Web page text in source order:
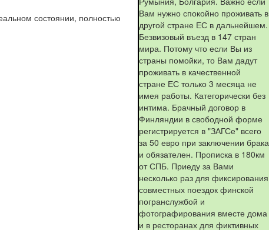
состоянии, полностью
Вам нужно спокойно проживать в
другой стране ЕС в дальнейшем.
Безвизовый въезд в 147 стран
мира. Потому что если Вы из
страны помойки, то Вам дадут
проживать в качественной
стране ЕС только 3 месяца не
имея работы. Категорически без
интима. Брачный договор в
Финляндии в свободной форме
регистрируется в "ЗАГСе" всего
за 50 евро при заключении брака
и обязателен. Прописка в 180км
от СПБ. Приеду за Вами
несколько раз для фиксирования
совместных поездок финской
погранслужбой и
фотографирования вместе дома
и в ресторанах для фиктивных